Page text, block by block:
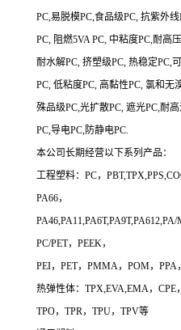
PC,易脱模PC,食品级PC, 抗紫外
PC, 阻燃5VA PC, 中粘度PC,耐高
耐水解PC, 挤塑级PC, 热稳定PC,
PC, 低粘度PC, 高黏性PC, 氯和无
殊品级PC,光扩散PC, 遮光PC,耐
PC,导电PC,防静电PC.
本公司长期经营以下系列产品：
工程塑料：PC，
PA66，
PC/PET，PEEK，
PEI，PET，PMMA，POM，PPA
热弹性体：TPX,EVA,EMA，CPE
TPO，TPR，TPU，TPV等